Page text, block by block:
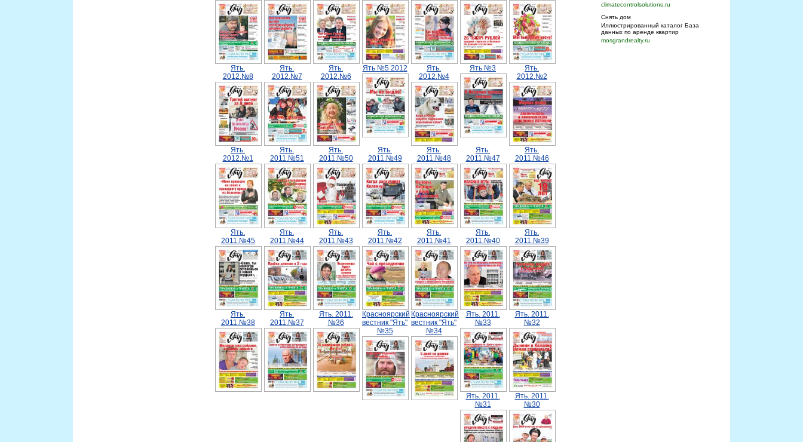
Ять.
2012.№8
Ять.
2012.№7
Ять.
2012.№6
Ять №5 2012
Ять.
2012.№4
Ять №3
Ять.
2012.№2
Ять.
2012.№1
Ять.
2011.№51
Ять.
2011.№50
Ять.
2011.№49
Ять.
2011.№48
Ять.
2011.№47
Ять.
2011.№46
Ять.
2011.№45
Ять.
2011.№44
Ять.
2011.№43
Ять.
2011.№42
Ять.
2011.№41
Ять.
2011.№40
Ять.
2011.№39
Ять.
2011.№38
Ять.
2011.№37
Ять. 2011.
№36
Красноярский
вестник "Ять"
№35
Красноярский
вестник "Ять"
№34
Ять. 2011.
№33
Ять. 2011.
№32
Ять. 2011.
№31
Ять. 2011.
№30
climatecontrolsolutions.ru
Снять дом
Иллюстрированный каталог База
данных по аренде квартир
mosgrandrealty.ru